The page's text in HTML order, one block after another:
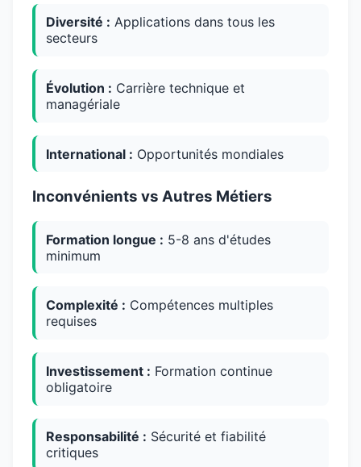
Diversité : Applications dans tous les
secteurs
Évolution : Carrière technique et
managériale
International : Opportunités mondiales
Inconvénients vs Autres Métiers
Formation longue : 5-8 ans d'études
minimum
Complexité : Compétences multiples
requises
Investissement : Formation continue
obligatoire
Responsabilité : Sécurité et fiabilité
critiques